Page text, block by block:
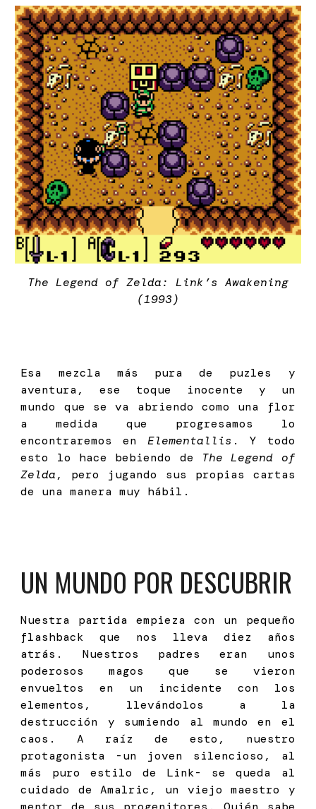
The Legend of Zelda: Link’s Awakening
(1993)
Esa mezcla más pura de puzles y
aventura, ese toque inocente y un
mundo que se va abriendo como una flor
a medida que progresamos lo
encontraremos en Elementallis . Y todo
esto lo hace bebiendo de The Legend of
Zelda, pero jugando sus propias cartas
de una manera muy hábil.
UN MUNDO POR DESCUBRIR
Nuestra partida empieza con un pequeño
flashback que nos lleva diez años
atrás. Nuestros padres eran unos
poderosos magos que se vieron
envueltos en un incidente con los
elementos, llevándolos a la
destrucción y sumiendo al mundo en el
caos. A raíz de esto, nuestro
protagonista -un joven silencioso, al
más puro estilo de Link- se queda al
cuidado de Amalric, un viejo maestro y